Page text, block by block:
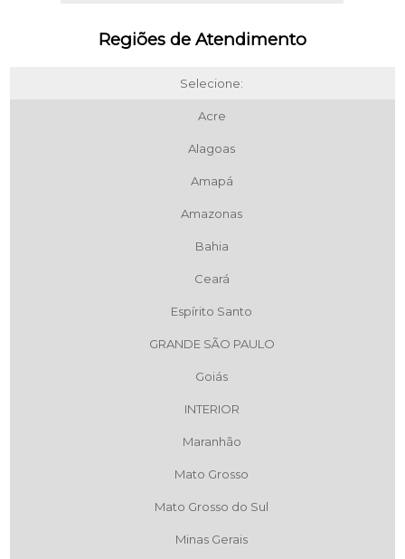
Regiões de Atendimento
Selecione:
Acre
Alagoas
Amapá
Amazonas
Bahia
Ceará
Espírito Santo
GRANDE SÃO PAULO
Goiás
INTERIOR
Maranhão
Mato Grosso
Mato Grosso do Sul
Minas Gerais